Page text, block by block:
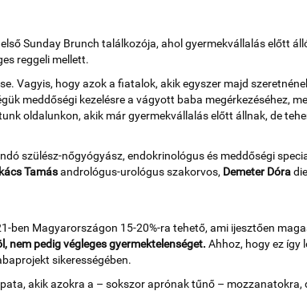
Sunday Brunch találkozója, ahol gyermekvállalás előtt
reggeli mellett.
Vagyis, hogy azok a fiatalok, akik egyszer majd
meddőségi kezelésre a vágyott baba megérkezéséhez,
oldalunkon, akik már gyermekvállalás előtt állnak, de
szülész-nőgyógyász, endokrinológus és meddőségi
Tamásandrológus-urológus szakorvos, Demeter Dóra
ben Magyarországon 15-20%-ra tehető, ami ijesztően
nem pedig végleges gyermektelenséget. Ahhoz, hogy ez így
sikerességében.
akik azokra a – sokszor aprónak tűnő – mozzanatokra,